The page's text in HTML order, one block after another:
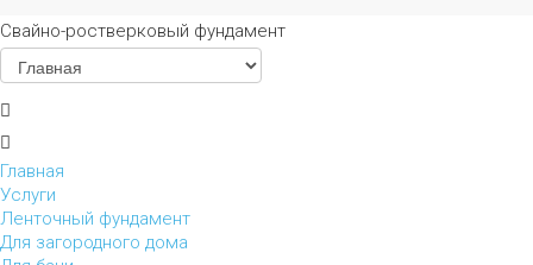
Свайно-ростверковый фундамент
Главная
Услуги
Ленточный фундамент
Для загородного дома